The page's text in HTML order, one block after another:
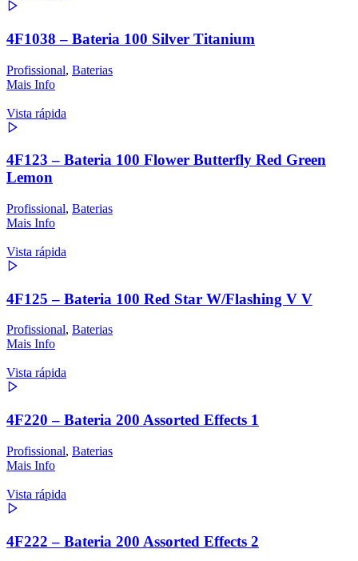
4F1038 – Bateria 100 Silver Titanium
Profissional, Baterias
Mais Info
Vista rápida
4F123 – Bateria 100 Flower Butterfly Red Green
Lemon
Profissional, Baterias
Mais Info
Vista rápida
4F125 – Bateria 100 Red Star W/Flashing V V
Profissional, Baterias
Mais Info
Vista rápida
4F220 – Bateria 200 Assorted Effects 1
Profissional, Baterias
Mais Info
Vista rápida
4F222 – Bateria 200 Assorted Effects 2